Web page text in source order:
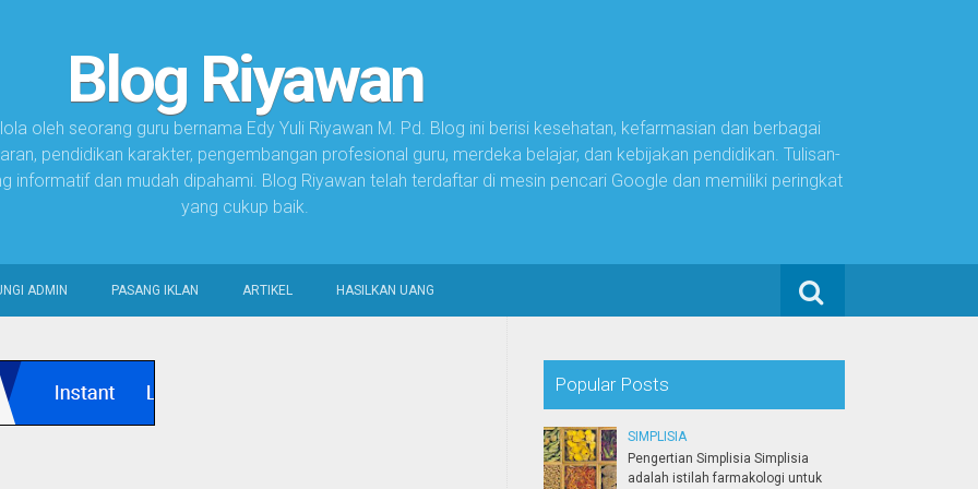
Blog Riyawan
oleh seorang guru bernama Edy Yuli Riyawan M. Pd. Blog ini berisi kesehatan, kefarmasian dan berbagai
pendidikan karakter, pengembangan profesional guru, merdeka belajar, dan kebijakan pendidikan. Tulisan-
informatif dan mudah dipahami. Blog Riyawan telah terdaftar di mesin pencari Google dan memiliki peringkat
yang cukup baik.
Search for:
ADMIN PASANG IKLAN ARTIKEL HASILKAN UANG
Popular Posts
SIMPLISIA
Pengertian Simplisia Simplisia
adalah istilah farmakologi untuk